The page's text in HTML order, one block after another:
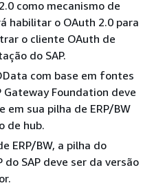
como mecanismo de
habilitar o OAuth 2.0 para
o cliente OAuth de
do SAP.
com base em fontes
Gateway Foundation deve
sua pilha de ERP/BW
de hub.
ERP/BW, a pilha do
do SAP deve ser da versão